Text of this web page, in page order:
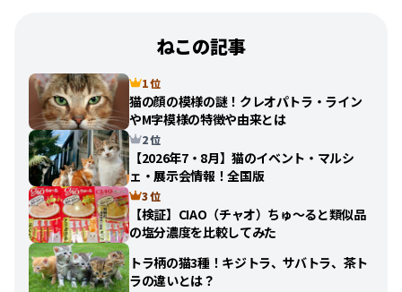
ねこの記事
1 位
猫の顔の模様の謎！クレオパトラ・ライン
やM字模様の特徴や由来とは
2 位
【2026年7・8月】猫のイベント・マルシ
ェ・展示会情報！全国版
3 位
【検証】CIAO（チャオ）ちゅ〜ると類似品
の塩分濃度を比較してみた
トラ柄の猫3種！キジトラ、サバトラ、茶ト
ラの違いとは？